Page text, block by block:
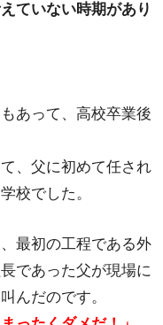
ていない時期があり
あって、高校卒業後
、父に初めて任され
校でした。
最初の工程である外
であった父が現場に
んだのです。